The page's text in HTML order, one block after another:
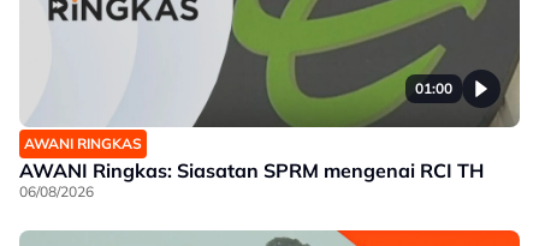
01:00
AWANI RINGKAS
AWANI Ringkas: Siasatan SPRM mengenai RCI TH
06/08/2026